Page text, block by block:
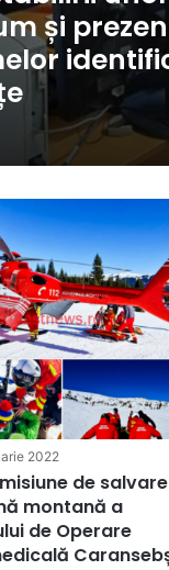
și
2022
de salvare
montană a
de Operare